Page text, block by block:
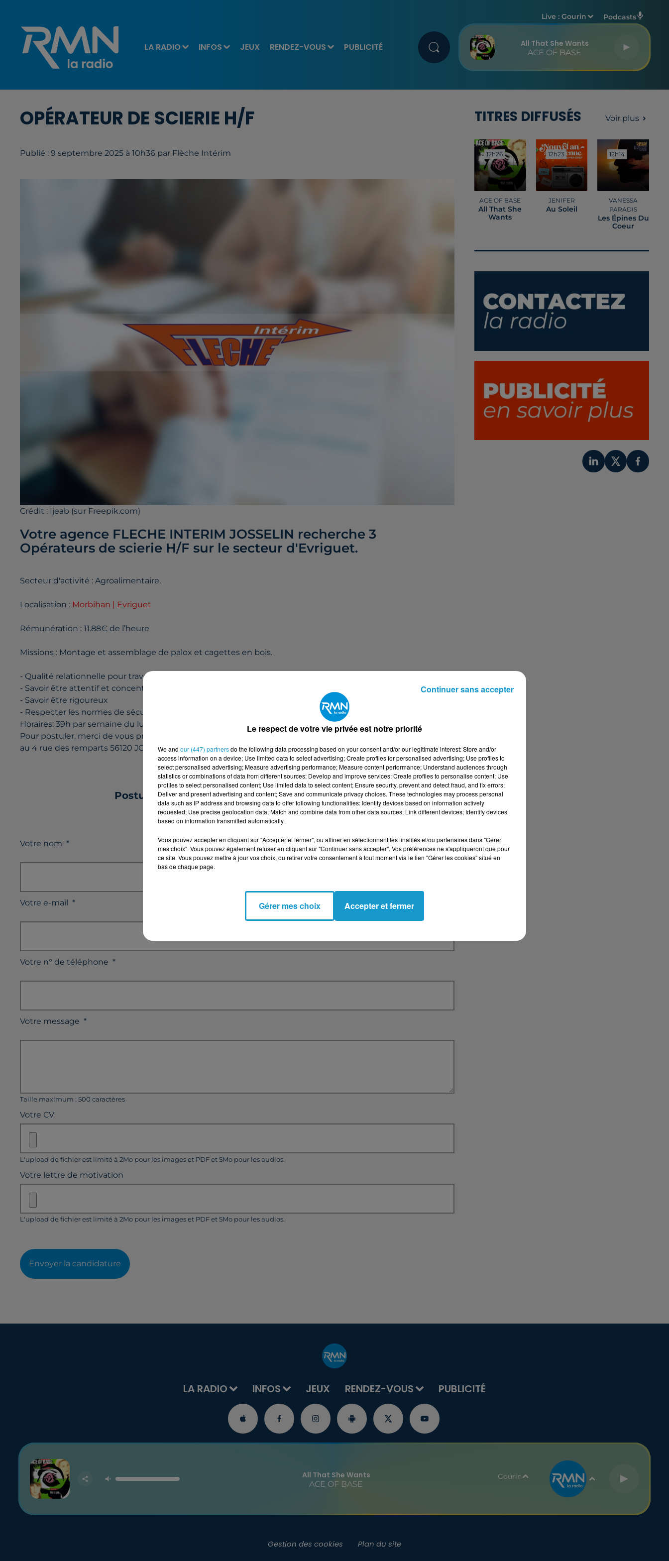
LA RADIO INFOS JEUX RENDEZ-VOUS PUBLICITÉ
Live :Gourin Podcasts
All That She Wants
ACE OF BASE
OPÉRATEUR DE SCIERIE H/F
Publié : 9 septembre 2025 à 10h36 par Flèche Intérim
Crédit : Ijeab (sur Freepik.com)
Votre agence FLECHE INTERIM JOSSELIN recherche 3
Opérateurs de scierie H/F sur le secteur d'Evriguet.
Secteur d'activité : Agroalimentaire.
Localisation : Morbihan | Evriguet
Rémunération : 11.88€ de l’heure
Missions : Montage et assemblage de palox et cagettes en bois.
- Qualité relationnelle pour travailler en équipe
- Savoir être attentif et concentré dans l'utilisation des équipements
- Savoir être rigoureux
- Respecter les normes de sécurité
Horaires: 39h par semaine du lundi au vendredi midi.
Pour postuler, merci de vous présenter à l'agence de 8h00 à 12h00 et de 14h00 à 18h00 du lundi au vendredi
au 4 rue des remparts 56120 JOSSELIN
Postulez à l'offre : OPERATEUR DE SCIERIE H/F
Votre nom *
Votre e-mail *
Votre n° de téléphone *
Votre message *
Taille maximum : 500 caractères
Votre CV
L'upload de fichier est limité à 2Mo pour les images et PDF et 5Mo pour les audios.
Votre lettre de motivation
L'upload de fichier est limité à 2Mo pour les images et PDF et 5Mo pour les audios.
Envoyer la candidature
TITRES DIFFUSÉS Voir plus
12h26
12h26
ACE OF BASE
All That She
Wants
12h23
12h23
JENIFER
Au Soleil
12h14
12h14
VANESSA
PARADIS
Les Épines Du
Coeur
LA RADIO INFOS JEUX RENDEZ-VOUS PUBLICITÉ
All That She Wants
ACE OF BASE
Gourin
Gestion des cookies Plan du site
Le respect de votre vie privée est notre priorité
We and our (447) partnersdo the following data processing based on your consent and/or our legitimate interest: Store and/or
access information on a device; Use limited data to select advertising; Create profiles for personalised advertising; Use profiles to
select personalised advertising; Measure advertising performance; Measure content performance; Understand audiences through
statistics or combinations of data from different sources; Develop and improve services; Create profiles to personalise content; Use
profiles to select personalised content; Use limited data to select content; Ensure security, prevent and detect fraud, and fix errors;
Deliver and present advertising and content; Save and communicate privacy choices. These technologies may process personal
data such as IP address and browsing data to offer following functionalities: Identify devices based on information actively
requested; Use precise geolocation data; Match and combine data from other data sources; Link different devices; Identify devices
based on information transmitted automatically.
Vous pouvez accepter en cliquant sur "Accepter et fermer", ou affiner en sélectionnant les finalités et/ou partenaires dans "Gérer
mes choix". Vous pouvez également refuser en cliquant sur "Continuer sans accepter". Vos préférences ne s'appliqueront que pour
ce site. Vous pouvez mettre à jour vos choix, ou retirer votre consentement à tout moment via le lien "Gérer les cookies" situé en
bas de chaque page.
Gérer mes choix Accepter et fermer
Continuer sans accepter